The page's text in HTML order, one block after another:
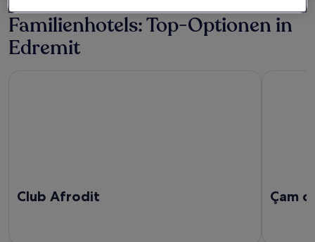
WEITERE UNTERKÜNFTE
Familienhotels: Top-Optionen in
Edremit
Club Afrodit Çam